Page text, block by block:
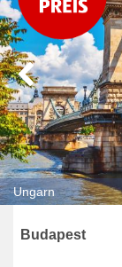
Ungarn
Budapest